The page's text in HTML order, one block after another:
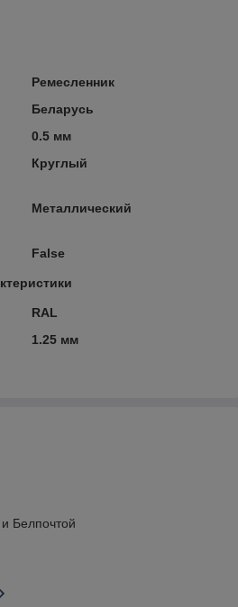
Ремесленник
Беларусь
0.5 мм
Круглый
Металлический
False
RAL
1.25 мм
Белпочтой